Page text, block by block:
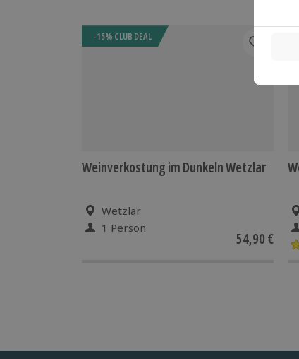
-15% CLUB DEAL
Weinverkostung im Dunkeln Wetzlar
Wetzlar
1 Person
54,90 €